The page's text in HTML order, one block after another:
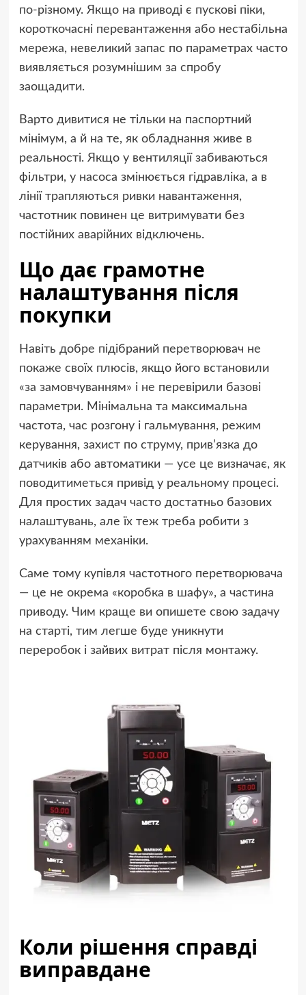
по-різному. Якщо на приводі є пускові піки,
короткочасні перевантаження або нестабільна
мережа, невеликий запас по параметрах часто
виявляється розумнішим за спробу
заощадити.
Варто дивитися не тільки на паспортний
мінімум, а й на те, як обладнання живе в
реальності. Якщо у вентиляції забиваються
фільтри, у насоса змінюється гідравліка, а в
лінії трапляються ривки навантаження,
частотник повинен це витримувати без
постійних аварійних відключень.
Що дає грамотне
налаштування після
покупки
Навіть добре підібраний перетворювач не
покаже своїх плюсів, якщо його встановили
«за замовчуванням» і не перевірили базові
параметри. Мінімальна та максимальна
частота, час розгону і гальмування, режим
керування, захист по струму, прив’язка до
датчиків або автоматики — усе це визначає, як
поводитиметься привід у реальному процесі.
Для простих задач часто достатньо базових
налаштувань, але їх теж треба робити з
урахуванням механіки.
Саме тому купівля частотного перетворювача
— це не окрема «коробка в шафу», а частина
приводу. Чим краще ви опишете свою задачу
на старті, тим легше буде уникнути
переробок і зайвих витрат після монтажу.
Коли рішення справді
виправдане